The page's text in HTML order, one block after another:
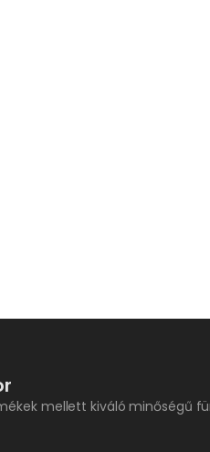
mellett kiváló minőségű